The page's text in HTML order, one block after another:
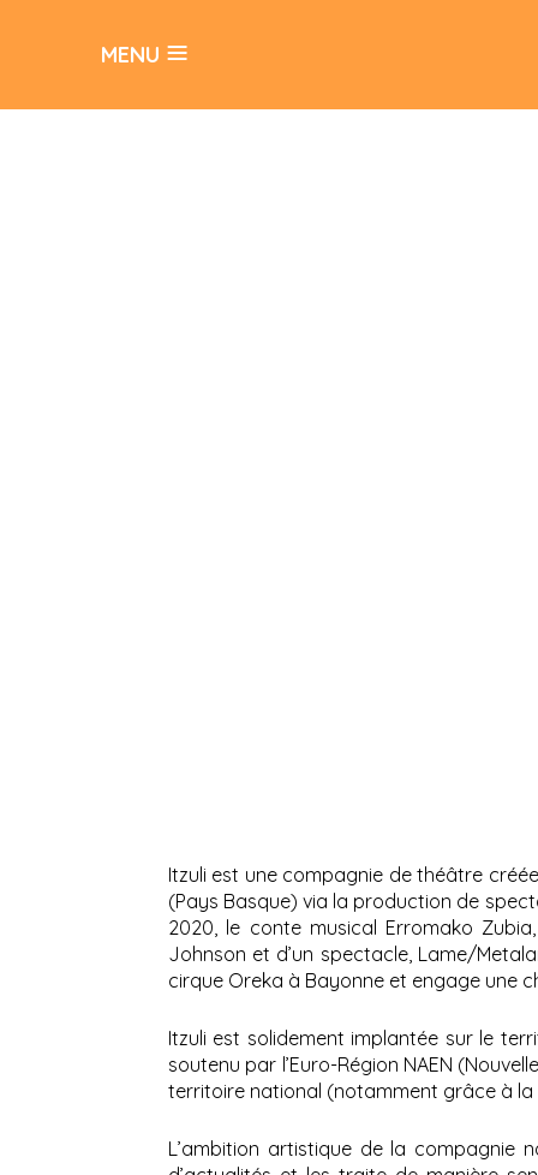
MENU ≡
Itzuli est une compagnie de théâtre
(Pays Basque) via la production de
2020, le conte musical Erromako
Johnson et d’un spectacle, Lame/
cirque Oreka à Bayonne et engage une
Itzuli est solidement implantée sur le
soutenu par l’Euro-Région NAEN
territoire national (notamment grâce à
L’ambition artistique de la compagnie